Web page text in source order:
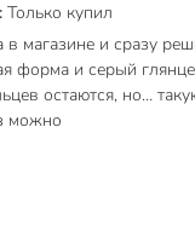
для дачи или
универсален: его
использования
выполнены
Только купил
в магазине и сразу
форма и серый
остаются, но…
можно